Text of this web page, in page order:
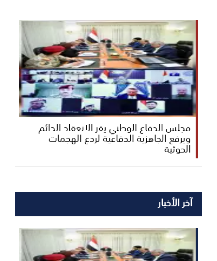
مجلس الدفاع الوطني يقر الانعقاد الدائم
ويرفع الجاهزية الدفاعية لردع الهجمات
الحوثية
آخر الأخبار